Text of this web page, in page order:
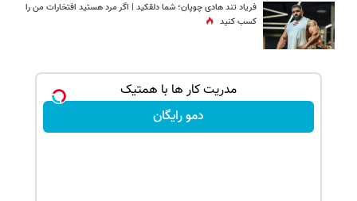
فریاد تند هادی چوپان؛‌ شما دلقکید | اگر مرد هستید افتخارات من را
کسب کنید
مدریت کار ها با همتیک
دمو رایگان